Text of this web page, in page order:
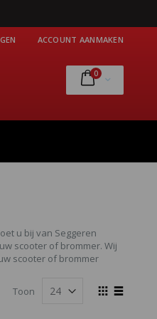
ACCOUNT AANMAKEN
Cart
0producten
u bij van Seggeren
scooter of brommer. Wij
scooter of brommer
Tonen
Toon